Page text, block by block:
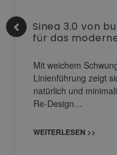
Sinea 3.0 von
für das
Mit weichem
Linienführung zeigt
natürlich und
Re-Design…
WEITERLESEN >>